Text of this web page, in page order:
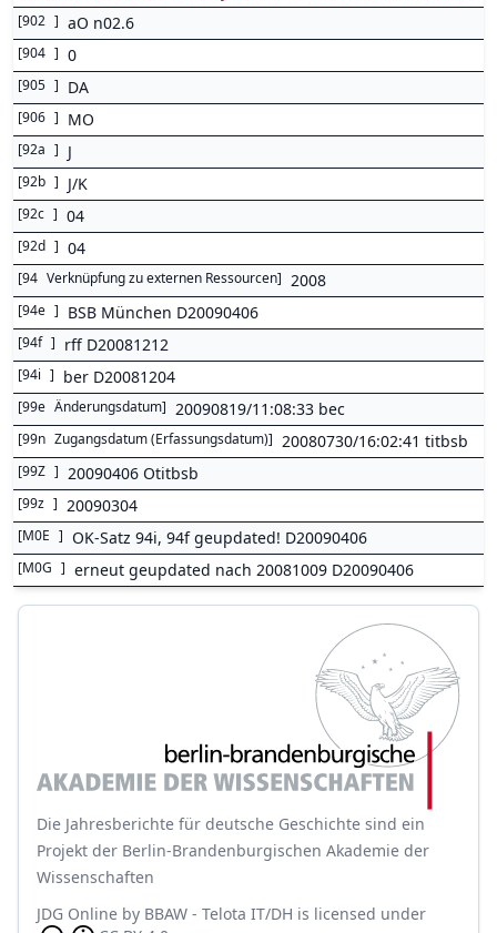
[902 ] aO n02.6
[904 ] 0
[905 ] DA
[906 ] MO
[92a ] J
[92b ] J/K
[92c ] 04
[92d ] 04
[94 Verknüpfung zu externen Ressourcen] 2008
[94e ] BSB München D20090406
[94f ] rff D20081212
[94i ] ber D20081204
[99e Änderungsdatum] 20090819/11:08:33 bec
[99n Zugangsdatum (Erfassungsdatum)] 20080730/16:02:41 titbsb
[99Z ] 20090406 Otitbsb
[99z ] 20090304
[M0E ] OK-Satz 94i, 94f geupdated! D20090406
[M0G ] erneut geupdated nach 20081009 D20090406
Die Jahresberichte für deutsche Geschichte sind ein
Projekt der Berlin-Brandenburgischen Akademie der
Wissenschaften
JDG Online by BBAW - Telota IT/DH is licensed under